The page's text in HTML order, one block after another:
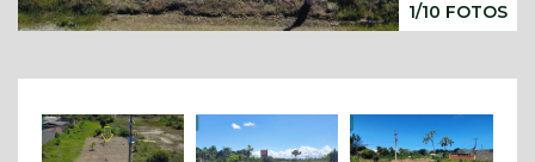
1/10 FOTOS